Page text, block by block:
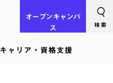
オープン キャンパ
ス
検索
キャリア・資格支援